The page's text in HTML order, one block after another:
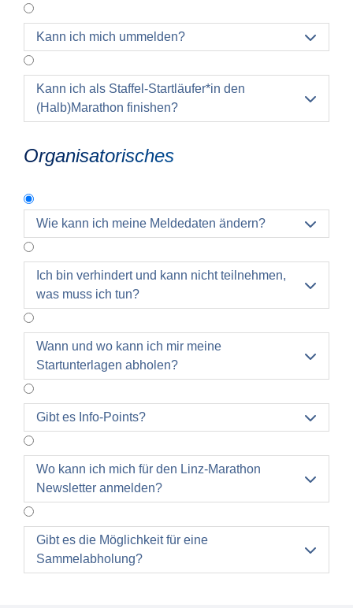
Kann ich mich ummelden? 
Kann ich als Staffel-Startläufer*in den
(Halb)Marathon finishen?

Organisatorisches
Wie kann ich meine Meldedaten ändern? 
Änderungswünsche (Tippfehler) können Sie
selbstständig in Ihrem Profil durchführen.
Tippfehler im Namen senden Sie bitte an
Ein Teilnehmertausch ist gebührenpflichtig und
kann ebenfalls über das Profil durchgeführt
Ein Wertungswechsel kann selbständig über das
Profil durchgeführt werden. Bei einem Downgrade
Upgrade wird der Differenzbetrag zum aktuell
gültigen Kontingentpreis verrechnet. Nach dem
18. März 2027 werden zusätzlich € 10,-
Bearbeitungsgebühr verrechnet.
Ich bin verhindert und kann nicht teilnehmen,
was muss ich tun?

Wann und wo kann ich mir meine
Startunterlagen abholen?

Gibt es Info-Points? 
Wo kann ich mich für den Linz-Marathon
Newsletter anmelden?

Gibt es die Möglichkeit für eine
Sammelabholung?
